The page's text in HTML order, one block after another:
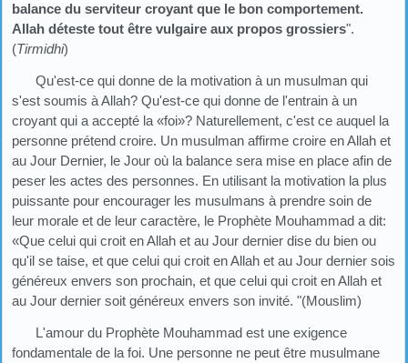
balance du serviteur croyant que le bon comportement.
Allah déteste tout être vulgaire aux propos grossiers".
(Tirmidhi)
Qu'est-ce qui donne de la motivation à un musulman qui
s'est soumis à Allah? Qu'est-ce qui donne de l'entrain à un
croyant qui a accepté la «foi»? Naturellement, c'est ce auquel la
personne prétend croire. Un musulman affirme croire en Allah et
au Jour Dernier, le Jour où la balance sera mise en place afin de
peser les actes des personnes. En utilisant la motivation la plus
puissante pour encourager les musulmans à prendre soin de
leur morale et de leur caractère, le Prophète Mouhammad a dit:
«Que celui qui croit en Allah et au Jour dernier dise du bien ou
qu'il se taise, et que celui qui croit en Allah et au Jour dernier sois
généreux envers son prochain, et que celui qui croit en Allah et
au Jour dernier soit généreux envers son invité. "(Mouslim)
L'amour du Prophète Mouhammad est une exigence
fondamentale de la foi. Une personne ne peut être musulmane